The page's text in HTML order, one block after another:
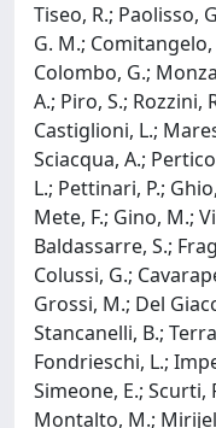
Tiseo, R.; Paolisso,
G. M.; Comitangelo,
Colombo, G.;
A.; Piro, S.; Rozzini,
Castiglioni, L.;
Sciacqua, A.;
L.; Pettinari, P.;
Mete, F.; Gino, M.;
Baldassarre, S.;
Colussi, G.;
Grossi, M.; Del
Stancanelli, B.;
Fondrieschi, L.;
Simeone, E.; Scurti,
Montalto, M.;